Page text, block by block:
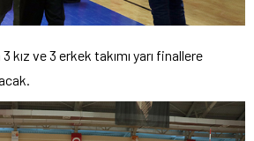
kız ve 3 erkek takımı yarı finallere